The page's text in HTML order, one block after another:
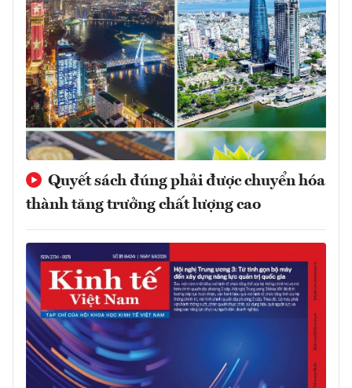
Quyết sách đúng phải được chuyển hóa
thành tăng trưởng chất lượng cao